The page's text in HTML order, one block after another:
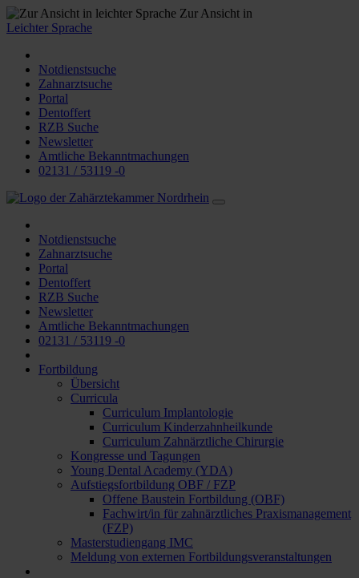
Zur Ansicht in
Leichter Sprache
Notdienstsuche
Zahnarztsuche
Portal
Dentoffert
RZB Suche
Newsletter
Amtliche Bekanntmachungen
02131 / 53119 -0
Notdienstsuche
Zahnarztsuche
Portal
Dentoffert
RZB Suche
Newsletter
Amtliche Bekanntmachungen
02131 / 53119 -0
Fortbildung
Übersicht
Curricula
Curriculum Implantologie
Curriculum Kinderzahnheilkunde
Curriculum Zahnärztliche Chirurgie
Kongresse und Tagungen
Young Dental Academy (YDA)
Aufstiegsfortbildung OBF / FZP
Offene Baustein Fortbildung (OBF)
Fachwirt/in für zahnärztliches Praxismanagement
(FZP)
Masterstudiengang IMC
Meldung von externen Fortbildungsveranstaltungen